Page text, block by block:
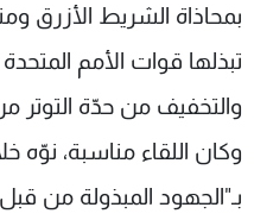
بمحاذاة الشريط الأزرق
تبذلها قوات الأمم
والتخفيف من حدّة التوتر
وكان اللقاء مناسبة، نوّه
بـ"الجهود المبذولة من